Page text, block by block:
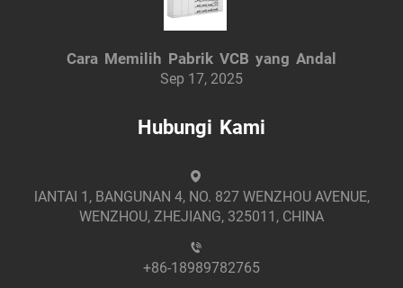
Cara Memilih Pabrik VCB yang Andal
Sep 17, 2025
Hubungi Kami
lANTAI 1, BANGUNAN 4, NO. 827 WENZHOU AVENUE,
WENZHOU, ZHEJIANG, 325011, CHINA
+86-18989782765